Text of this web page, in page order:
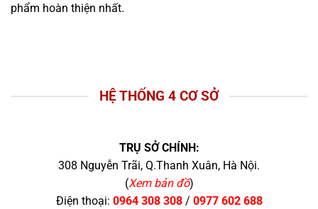
phẩm hoàn thiện nhất.
HỆ THỐNG 4 CƠ SỞ
TRỤ SỞ CHÍNH:
308 Nguyễn Trãi, Q.Thanh Xuân, Hà Nội.
(Xem bản đồ)
Điện thoại: 0964 308 308/ 0977 602 688